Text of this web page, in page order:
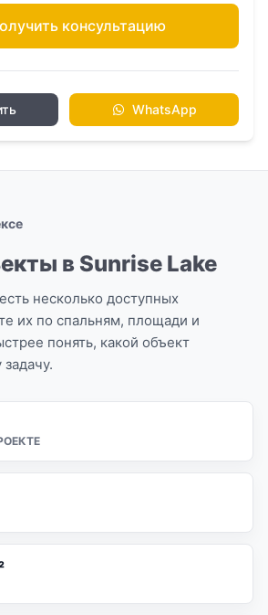
бассейн
зал
охрана и
Пхукете в
Lake по самой выгодной
продаж!
сегодня, чтобы узнать
будущем в Sunrise Lake!
консультацию
WhatsApp
в Sunrise Lake
несколько доступных
их по спальням, площади и
понять, какой объект